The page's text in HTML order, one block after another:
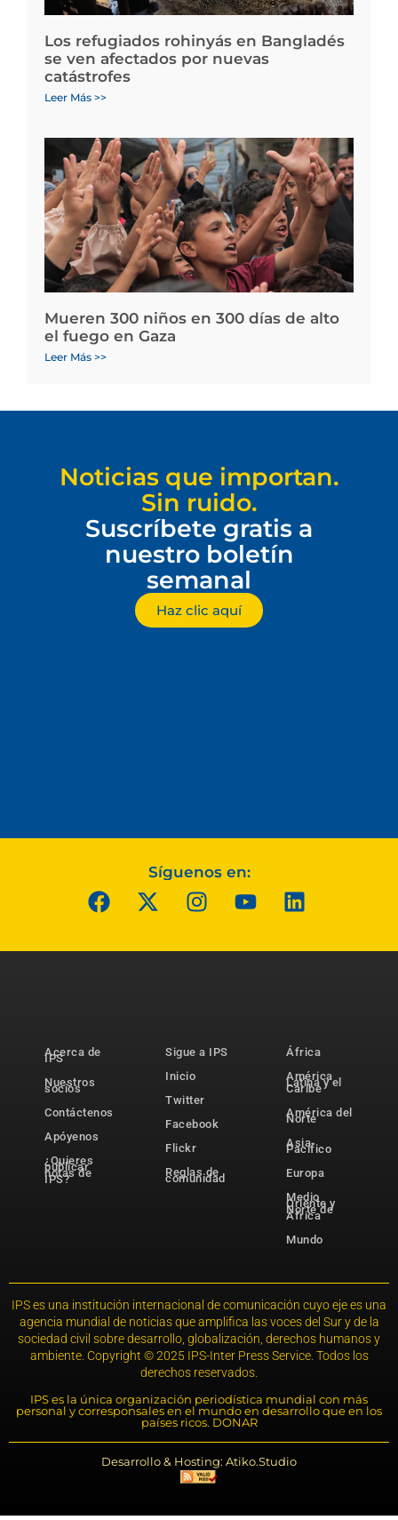
Los refugiados rohinyás en Bangladés
se ven afectados por nuevas
catástrofes
Leer Más >>
Mueren 300 niños en 300 días de alto
el fuego en Gaza
Leer Más >>
Noticias que importan.
Sin ruido.
Suscríbete gratis a
nuestro boletín
semanal
Haz clic aquí
Síguenos en:
Acerca de
IPS
Nuestros
socios
Contáctenos
Apóyenos
¿Quieres
publicar
notas de
IPS?
Sigue a IPS
Inicio
Twitter
Facebook
Flickr
Reglas de
comunidad
África
América
Latina y el
Caribe
América del
Norte
Asia-
Pacífico
Europa
Medio
Oriente y
Norte de
África
Mundo
IPS es una institución internacional de comunicación cuyo eje es una
agencia mundial de noticias que amplifica las voces del Sur y de la
sociedad civil sobre desarrollo, globalización, derechos humanos y
ambiente. Copyright © 2025 IPS-Inter Press Service. Todos los
derechos reservados.
IPS es la única organización periodística mundial con más
personal y corresponsales en el mundo en desarrollo que en los
países ricos. DONAR
Desarrollo & Hosting: Atiko.Studio